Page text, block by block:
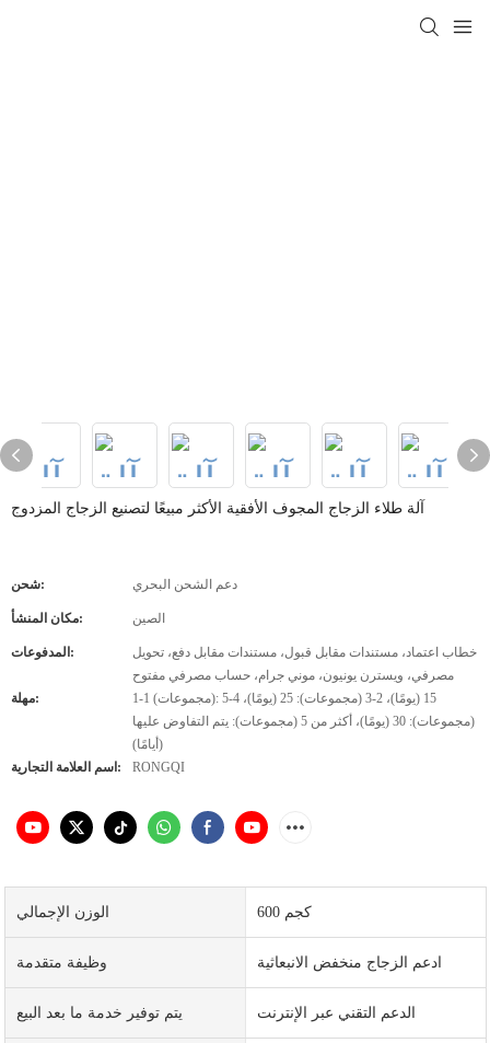
آلة طلاء الزجاج المجوف الأفقية الأكثر مبيعًا لتصنيع الزجاج المزدوج
شحن: دعم الشحن البحري
مكان المنشأ: الصين
المدفوعات:
خطاب اعتماد، مستندات مقابل قبول، مستندات مقابل دفع، تحويل
مصرفي، ويسترن يونيون، موني جرام، حساب مصرفي مفتوح
مهلة:
1-1 (مجموعات): 15 (يومًا)، 2-3 (مجموعات): 25 (يومًا)، 4-5
(مجموعات): 30 (يومًا)، أكثر من 5 (مجموعات): يتم التفاوض عليها
(أيامًا)
اسم العلامة التجارية:
RONGQI
الوزن الإجمالي 600 كجم
وظيفة متقدمة ادعم الزجاج منخفض الانبعاثية
يتم توفير خدمة ما بعد البيع الدعم التقني عبر الإنترنت